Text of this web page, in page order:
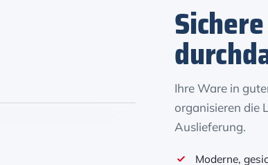
Ihre Ware in
organisieren die
Auslieferung.
Moderne,